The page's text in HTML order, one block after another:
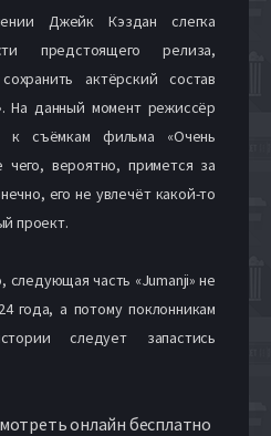
Джейк Кэздан слегка
предстоящего релиза,
актёрский состав
На данный момент режиссёр
к съёмкам фильма «Очень
чего, вероятно, примется за
его не увлечёт какой-то
проект.
следующая часть «Jumanji» не
года, а потому поклонникам
следует запастись
онлайн бесплатно